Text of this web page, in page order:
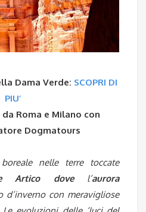
Dama Verde: SCOPRI DI
PIU’
da Roma e Milano con
Dogmatours
nelle terre toccate
Artico dove l’aurora
con meravigliose